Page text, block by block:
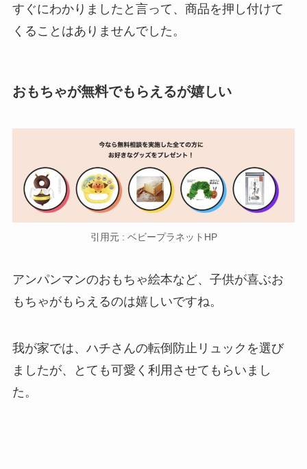
すぐにわかりましたと言って、商品を押し付けて
くることはありませんでした。
おもちゃが無料でもらえるが嬉しい
引用元 : ベビープラネットHP
アンパンマンのおもちゃ絵本など、子供が喜ぶお
もちゃがもらえるのは嬉しいですね。
我が家では、ハチさんの転倒防止リュックを選び
ましたが、とても可愛く利用させてもらいまし
た。